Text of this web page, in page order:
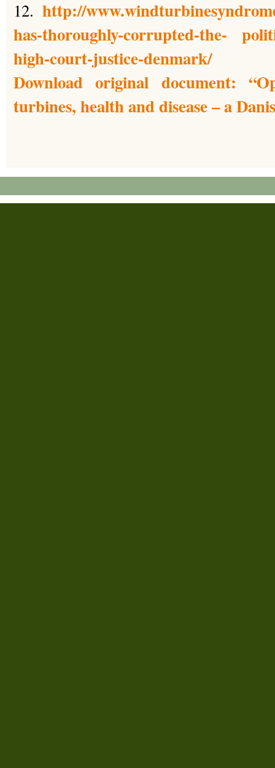
12. http://
has-thoroughly-corrupted-the-
high-court-justice-denmark/
Download original document:
turbines, health and disease – a